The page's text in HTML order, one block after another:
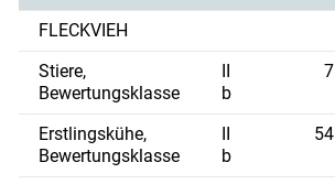
FLECKVIEH
Stiere,
Bewertungsklasse
II
b
7
Erstlingskühe,
Bewertungsklasse
II
b
54